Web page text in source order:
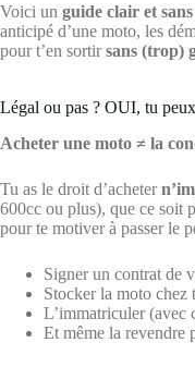
Voici un guide clair et
anticipé d’une moto, les
pour t’en sortirsans (trop)
Légal ou pas ? OUI, tu
Acheter une moto ≠ la
Tu as le droit d’acheter
600cc ou plus), que ce soit
pour te motiver à passer le
Signer un contrat de
Stocker la moto chez
L’immatriculer (avec
Et même la revendre